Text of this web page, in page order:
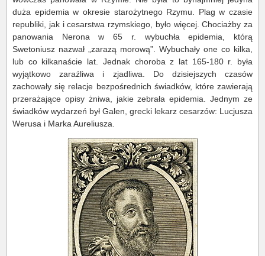
duża epidemia w okresie starożytnego Rzymu. Plag w czasie
republiki, jak i cesarstwa rzymskiego, było więcej. Chociażby za
panowania Nerona w 65 r. wybuchła epidemia, którą
Swetoniusz nazwał „zarazą morową”. Wybuchały one co kilka,
lub co kilkanaście lat. Jednak choroba z lat 165-180 r. była
wyjątkowo zaraźliwa i zjadliwa. Do dzisiejszych czasów
zachowały się relacje bezpośrednich świadków, które zawierają
przerażające opisy żniwa, jakie zebrała epidemia. Jednym ze
świadków wydarzeń był Galen, grecki lekarz cesarzów: Lucjusza
Werusa i Marka Aureliusza.